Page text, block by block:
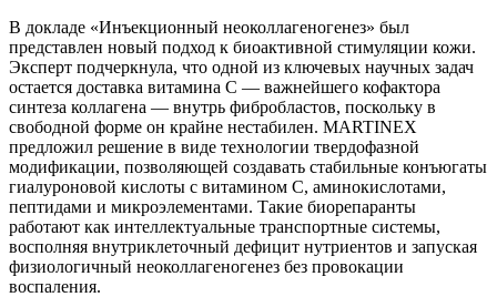
В докладе «Инъекционный неоколлагеногенез» был
представлен новый подход к биоактивной стимуляции кожи.
Эксперт подчеркнула, что одной из ключевых научных задач
остается доставка витамина C — важнейшего кофактора
синтеза коллагена — внутрь фибробластов, поскольку в
свободной форме он крайне нестабилен. MARTINEX
предложил решение в виде технологии твердофазной
модификации, позволяющей создавать стабильные конъюгаты
гиалуроновой кислоты с витамином C, аминокислотами,
пептидами и микроэлементами. Такие биорепаранты
работают как интеллектуальные транспортные системы,
восполняя внутриклеточный дефицит нутриентов и запуская
физиологичный неоколлагеногенез без провокации
воспаления.